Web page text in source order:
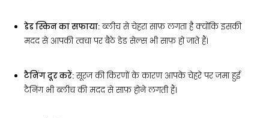
डेड स्किन का सफाया:ब्लीच से चेहरा साफ़ लगता है क्योंकि इसकी
मदद से आपकी त्वचा पर बैठे डेड सेल्स भी साफ़ हो जाते हैं।
टैनिंग दूर करें:सूरज की किरणों के कारण आपके चेहरे पर जमा हुई
टैनिंग भी ब्लीच की मदद से साफ़ होने लगती हैं।